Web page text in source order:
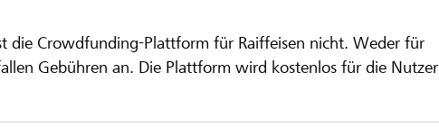
die Crowdfunding-Plattform für Raiffeisen nicht. Weder für
Gebühren an. Die Plattform wird kostenlos für die Nutzer